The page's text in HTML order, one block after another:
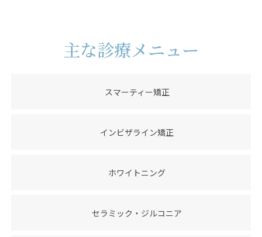
主な診療メニュー
スマーティー矯正
インビザライン矯正
ホワイトニング
セラミック・ジルコニア